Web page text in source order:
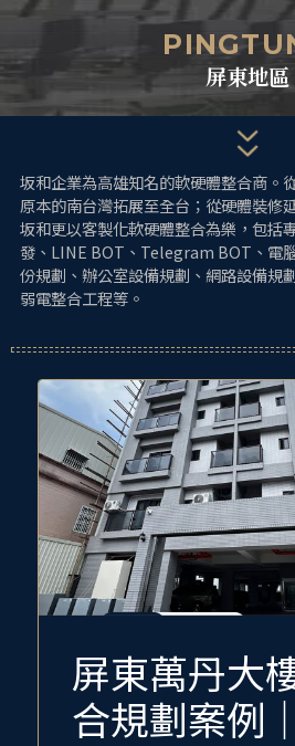
主
要
內
單
屏東地區
坂和企業為高雄知名的軟硬體整合商。
原本的南台灣拓展至全台；從硬體裝修
坂和更以客製化軟硬體整合為樂，包括
發、LINE BOT、Telegram BOT、電
份規劃、辦公室設備規劃、網路設備規
弱電整合工程等。
屏東萬丹大
合規劃案例